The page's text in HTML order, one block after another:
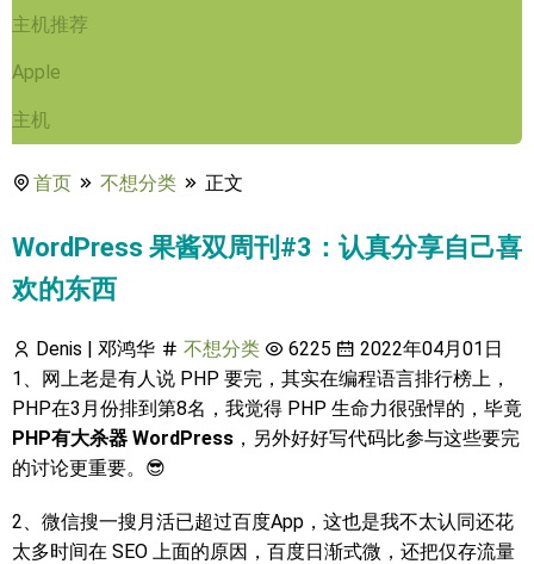
主机推荐
Apple
主机
首页 不想分类 正文
WordPress 果酱双周刊#3：认真分享自己喜
欢的东西
Denis | 邓鸿华 不想分类 6225
2022年04月01日
1、网上老是有人说 PHP 要完，其实在编程语言排行榜上，
PHP在3月份排到第8名，我觉得 PHP 生命力很强悍的，毕竟
PHP有大杀器 WordPress ，另外好好写代码比参与这些要完
的讨论更重要。😎
2、微信搜一搜月活已超过百度App，这也是我不太认同还花
太多时间在 SEO 上面的原因，百度日渐式微，还把仅存流量